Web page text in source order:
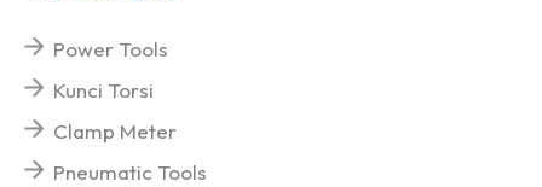
Power Tools
Kunci Torsi
Clamp Meter
Pneumatic Tools